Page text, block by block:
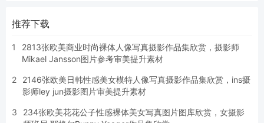
推荐下载
1
2813张欧美商业时尚裸体人像写真摄影作品集欣赏，摄影师
Mikael Jansson图片参考审美提升素材
2
2146张欧美日韩性感美女模特人像写真摄影作品集欣赏，ins摄
影师ley jun摄影图片审美提升素材
3
234张欧美花花公子性感裸体美女写真图片图库欣赏，女摄影